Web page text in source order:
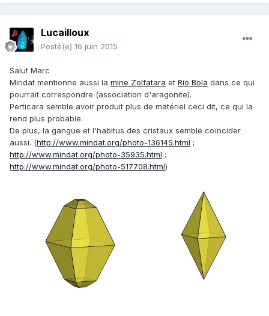
Lucailloux
Posté(e) 16 juin 2015
Salut Marc
Mindat mentionne aussi la mine Zolfatara et Rio Bola dans ce qui
pourrait correspondre (association d'aragonite).
Perticara semble avoir produit plus de matériel ceci dit, ce qui la
rend plus probable.
De plus, la gangue et l'habitus des cristaux semble coïncider
aussi. (http://www.mindat.org/photo-136145.html ;
http://www.mindat.org/photo-35935.html ;
http://www.mindat.org/photo-517708.html)